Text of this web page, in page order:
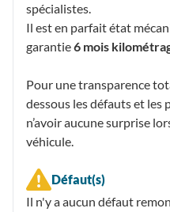
spécialistes.
Il est en parfait état
garantie6 mois
Pour une transparence
dessous les défauts et
n’avoir aucune surprise
véhicule.
Défaut(s)
Il n'y a aucun défaut